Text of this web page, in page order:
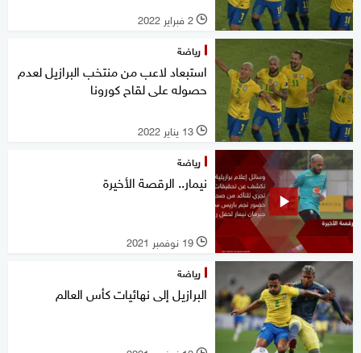
l 2 فبراير 2022
رياضة
استبعاد لاعب من منتخب البرازيل لعدم
حصوله على لقاح كورونا
l 13 يناير 2022
رياضة
نيمار.. الرقصة الأخيرة
l 19 نوفمبر 2021
رياضة
البرازيل إلى نهائيات كأس العالم